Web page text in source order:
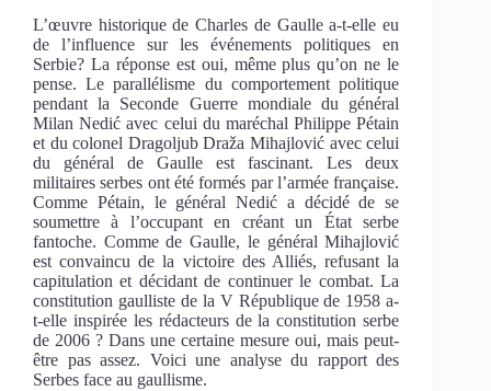
L’œuvre historique de Charles de Gaulle a-t-elle eu
de l’influence sur les événements politiques en
Serbie? La réponse est oui, même plus qu’on ne le
pense. Le parallélisme du comportement politique
pendant la Seconde Guerre mondiale du général
Milan Nedić avec celui du maréchal Philippe Pétain
et du colonel Dragoljub Draža Mihajlović avec celui
du général de Gaulle est fascinant. Les deux
militaires serbes ont été formés par l’armée française.
Comme Pétain, le général Nedić a décidé de se
soumettre à l’occupant en créant un État serbe
fantoche. Comme de Gaulle, le général Mihajlović
est convaincu de la victoire des Alliés, refusant la
capitulation et décidant de continuer le combat. La
constitution gaulliste de la V République de 1958 a-
t-elle inspirée les rédacteurs de la constitution serbe
de 2006 ? Dans une certaine mesure oui, mais peut-
être pas assez. Voici une analyse du rapport des
Serbes face au gaullisme.